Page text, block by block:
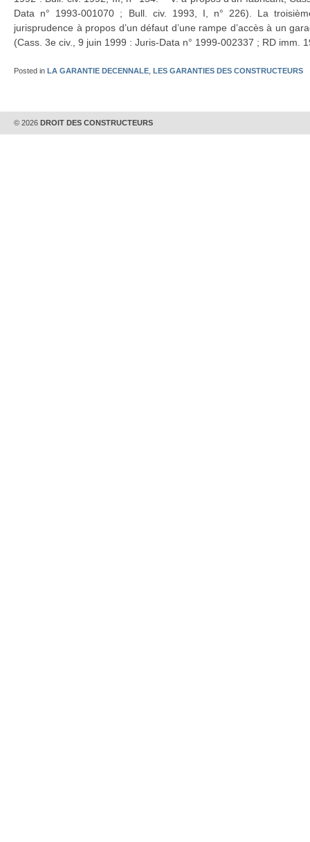
Data n° 1993-001070 ; Bull. civ. 1993, I, n° 226). La
jurisprudence à propos d’un défaut d’une rampe d’accès à un
(Cass. 3e civ., 9 juin 1999 : Juris-Data n° 1999-002337 ; RD imm.
Posted in LA GARANTIE DECENNALE LES GARANTIES DES CONSTRUCTEURS
© 2026 DROIT DES CONSTRUCTEURS